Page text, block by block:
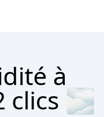
à
clics 🌫